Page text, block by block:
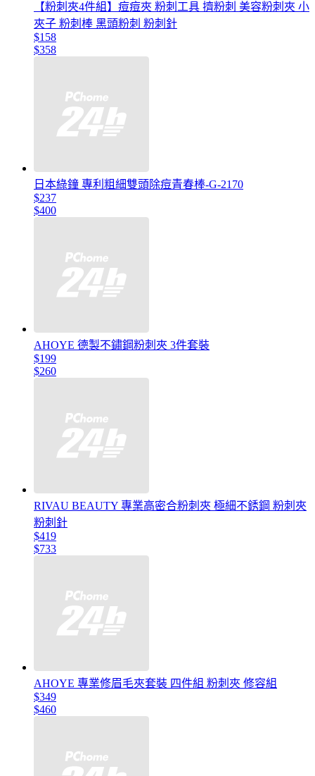
【粉刺夾4件組】痘痘夾 粉刺工具 擠粉刺 美容粉刺夾 小
夾子 粉刺棒 黑頭粉刺 粉刺針
$158
$358
日本綠鐘 專利粗細雙頭除痘青春棒-G-2170
$237
$400
AHOYE 德製不鏽鋼粉刺夾 3件套裝
$199
$260
RIVAU BEAUTY 專業高密合粉刺夾 極細不銹鋼 粉刺夾
粉刺針
$419
$733
AHOYE 專業修眉毛夾套裝 四件組 粉刺夾 修容組
$349
$460